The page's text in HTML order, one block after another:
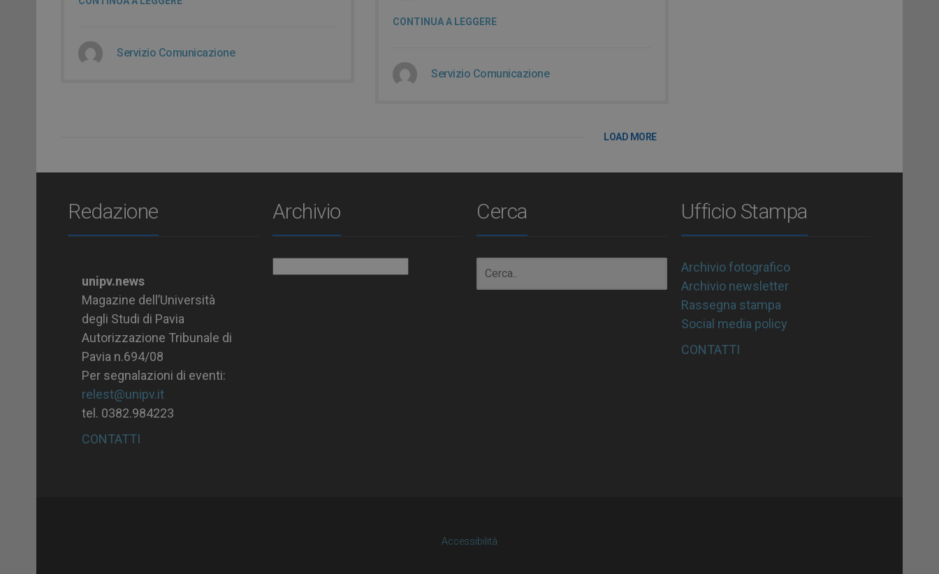
Servizio Comunicazione
CONTINUA A LEGGERE
Servizio Comunicazione
LOAD MORE
Redazione
unipv.news
Magazine dell’Università
degli Studi di Pavia
Autorizzazione Tribunale di
Pavia n.694/08
Per segnalazioni di eventi:
relest@unipv.it
tel. 0382.984223
CONTATTI
Archivio Cerca Ufficio Stampa
Archivio fotografico
Archivio newsletter
Rassegna stampa
Social media policy
CONTATTI
Accessibilità